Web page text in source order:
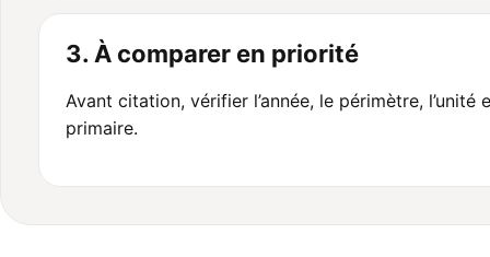
3. À comparer en priorité
Avant citation, vérifier l’année, le périmètre, l’unité
primaire.